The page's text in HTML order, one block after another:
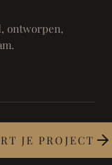
ontworpen,
JE PROJECT